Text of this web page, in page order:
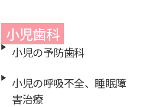
小児歯科
小児の予防歯科
小児の呼吸不全、睡眠障
害治療